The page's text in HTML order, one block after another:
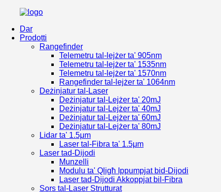
Dar
Prodotti
Rangefinder
Telemetru tal-lejżer ta' 905nm
Telemetru tal-lejżer ta' 1535nm
Telemetru tal-lejżer ta' 1570nm
Rangefinder tal-lejżer ta' 1064nm
Deżinjatur tal-Laser
Deżinjatur tal-Lejżer ta' 20mJ
Deżinjatur tal-Lejżer ta' 40mJ
Deżinjatur tal-Lejżer ta' 60mJ
Deżinjatur tal-Lejżer ta' 80mJ
Lidar ta' 1.5μm
Laser tal-Fibra ta' 1.5μm
Laser tad-Dijodi
Munzelli
Modulu ta' Qligħ Ippumpjat bid-Dijodi
Laser tad-Dijodi Akkoppjat bil-Fibra
Sors tal-Laser Strutturat